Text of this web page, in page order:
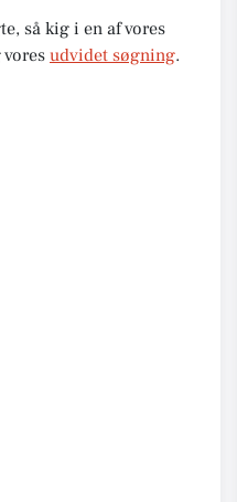
så kig i en af vores
udvidet søgning.